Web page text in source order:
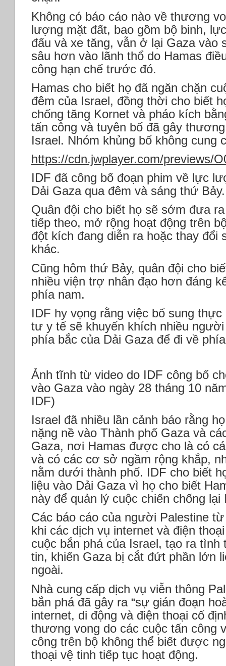
Không có báo cáo nào về thương
lượng mặt đất, bao gồm bộ binh,
đấu và xe tăng, vẫn ở lại Gaza vào
sâu hơn vào lãnh thổ do Hamas
công hạn chế trước đó.
Hamas cho biết họ đã ngăn chặn
đêm của Israel, đồng thời cho biết
chống tăng Kornet và pháo kích
tấn công và tuyên bố đã gây
Israel. Nhóm khủng bố không cung
https://cdn.jwplayer.com/previews/
IDF đã công bố đoạn phim về lực
Dải Gaza qua đêm và sáng thứ
Quân đội cho biết họ sẽ sớm đưa
tiếp theo, mở rộng hoạt động trên
đột kích đang diễn ra hoặc thay đổi
khác.
Cũng hôm thứ Bảy, quân đội cho
nhiều viện trợ nhân đạo hơn đáng
phía nam.
IDF hy vọng rằng việc bổ sung
tư y tế sẽ khuyến khích nhiều
phía bắc của Dải Gaza để đi về
Ảnh tĩnh từ video do IDF công bố
vào Gaza vào ngày 28 tháng 10
IDF)
Israel đã nhiều lần cảnh báo rằng
nặng nề vào Thành phố Gaza và
Gaza, nơi Hamas được cho là có
và có các cơ sở ngầm rộng khắp,
nằm dưới thành phố. IDF cho biết
liệu vào Dải Gaza vì họ cho biết
này để quản lý cuộc chiến chống lại
Các báo cáo của người Palestine
khi các dịch vụ internet và điện
cuộc bắn phá của Israel, tạo ra
tin, khiến Gaza bị cắt đứt phần lớn
ngoài.
Nhà cung cấp dịch vụ viễn thông
bắn phá đã gây ra “sự gián đoạn
internet, di động và điện thoại cố
thương vong do các cuộc tấn công
công trên bộ không thể biết được
thoại vệ tinh tiếp tục hoạt động.